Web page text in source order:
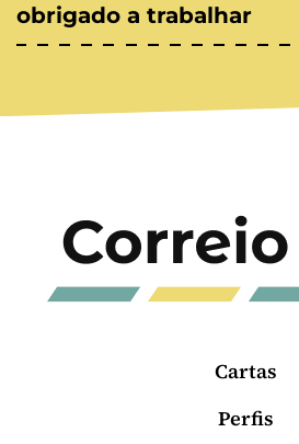
obrigado a trabalhar
Cartas
Perfis